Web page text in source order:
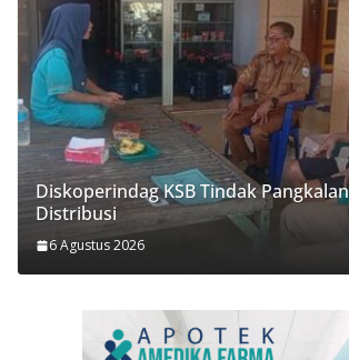
Diskoperindag KSB Tindak
Distribusi
6 Agustus 2026